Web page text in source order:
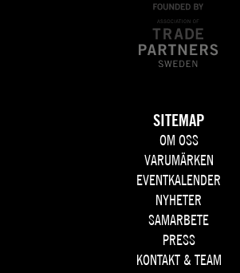
SITEMAP
OM OSS
VARUMÄRKEN
EVENTKALENDER
NYHETER
SAMARBETE
PRESS
KONTAKT & TEAM